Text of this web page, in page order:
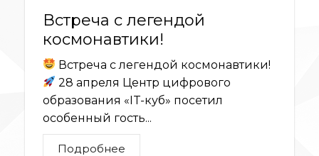
Встреча с легендой
космонавтики!
Встреча с легендой космонавтики!
28 апреля Центр цифрового
образования «IT-куб» посетил
особенный гость...
Подробнее